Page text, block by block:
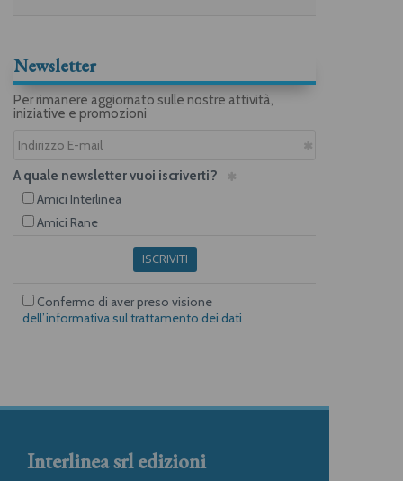
Newsletter
Per rimanere aggiornato sulle nostre attività,
iniziative e promozioni
A quale newsletter vuoi iscriverti?
Amici Interlinea
Amici Rane
ISCRIVITI
Confermo di aver preso visione
dell’informativa sul trattamento dei dati
Interlinea srl edizioni